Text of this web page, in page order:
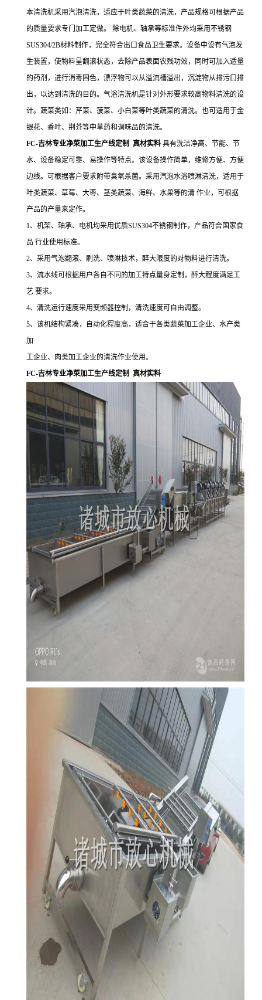
本清洗机采用汽泡清洗，适应于叶类蔬菜的清洗，产品规格可根据产品
的质量要求专门加工定做。 除电机、轴承等标准件外均采用不锈钢
SUS304/2B材料制作，完全符合出口食品卫生要求。设备中设有气泡发
生装置，使物料呈翻滚状态，去除产品表面农残功效，同时可加入适量
的药剂，进行消毒固色，漂浮物可以从溢流槽溢出，沉淀物从排污口排
出，以达到清洗的目的。气浴清洗机是针对外形要求较高物料清洗的设
计。蔬菜类如：芹菜、菠菜、小白菜等叶类蔬菜的清洗。也可适用于金
银花、香叶、荆芥等中草药和调味品的清洗。
FC-吉林专业净菜加工生产线定制 真材实料 具有洗洁净高、节能、节
水、设备稳定可靠、易操作等特点。该设备操作简单，维修方便、方便
边线。可根据客户要求附带臭氧杀菌。采用汽泡水浴喷淋清洗，适用于
叶类蔬菜、草莓、大枣、茎类蔬菜、海鲜、水果等的清 作业，可根据
产品的产量来定作。
1、机架、轴承、电机均采用优质SUS304不锈钢制作，产品符合国家食
品 行业使用标准。
2、采用气泡翻滚、刷洗、喷淋技术，醉大限度的对物料进行清洗。
3、流水线可根据用户各自不同的加工特点量身定制，醉大程度满足工
艺 要求。
4、清洗运行速度采用变频器控制，清洗速度可自由调整。
5、该机结构紧凑，自动化程度高，适合于各类蔬菜加工企业、水产类
加
工企业、肉类加工企业的清洗作业使用。
FC-吉林专业净菜加工生产线定制 真材实料